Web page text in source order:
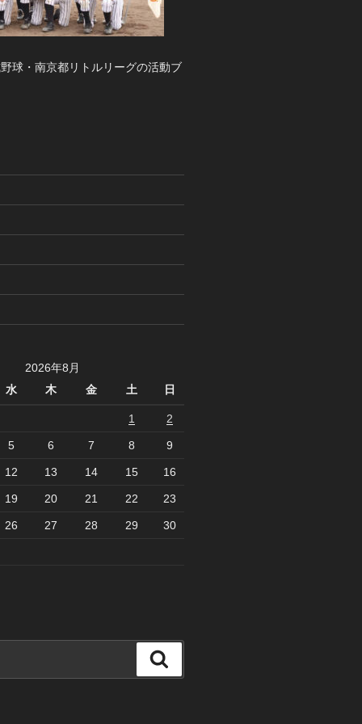
球・南京都リトルリーグの活動ブ
2026年8月
水
木 金 土 日
1 2
5 6 7 8 9
12 13 14 15 16
19 20 21 22 23
26 27 28 29 30
索